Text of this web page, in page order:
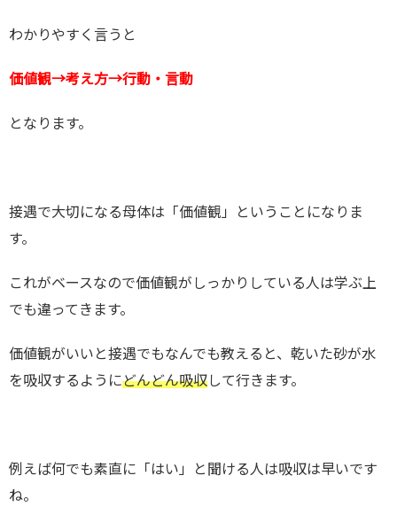
わかりやすく言うと
価値観→考え方→行動・言動
となります。
接遇で大切になる母体は「価値観」ということになりま
す。
これがベースなので価値観がしっかりしている人は学ぶ上
でも違ってきます。
価値観がいいと接遇でもなんでも教えると、乾いた砂が水
を吸収するようにどんどん吸収して行きます。
例えば何でも素直に「はい」と聞ける人は吸収は早いです
ね。